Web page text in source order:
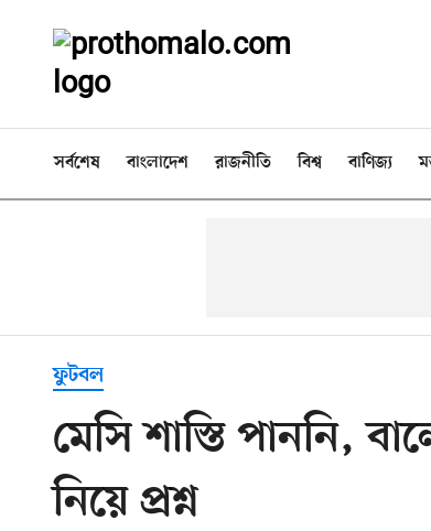
সর্বশেষ বাংলাদেশ রাজনীতি বিশ্ব বাণিজ্য
ফুটবল
মেসি শাস্তি পাননি,
নিয়ে প্রশ্ন